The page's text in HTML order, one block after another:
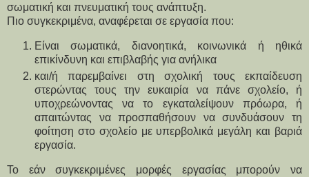
σωματική και πνευματική τους ανάπτυξη.
Πιο συγκεκριμένα, αναφέρεται σε εργασία που:
Είναι σωματικά, διανοητικά, κοινωνικά ή ηθικά
επικίνδυνη και επιβλαβής για ανήλικα
και/ή παρεμβαίνει στη σχολική τους εκπαίδευση
στερώντας τους την ευκαιρία να πάνε σχολείο, ή
υποχρεώνοντας να το εγκαταλείψουν πρόωρα, ή
απαιτώντας να προσπαθήσουν να συνδυάσουν τη
φοίτηση στο σχολείο με υπερβολικά μεγάλη και βαριά
εργασία.
Το εάν συγκεκριμένες μορφές εργασίας μπορούν να